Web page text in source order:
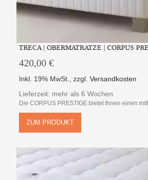
TRECA | OBERMATRATZE | CORPUS
420,00 €
Inkl. 19% MwSt.,zzgl.Versandkosten
Lieferzeit: mehr als 6 Wochen
Die CORPUS PRESTIGE bietet Ihnen einen
ZUM PRODUKT